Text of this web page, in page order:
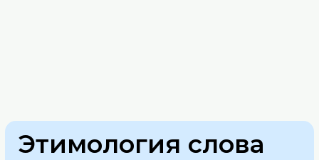
Этимология слова